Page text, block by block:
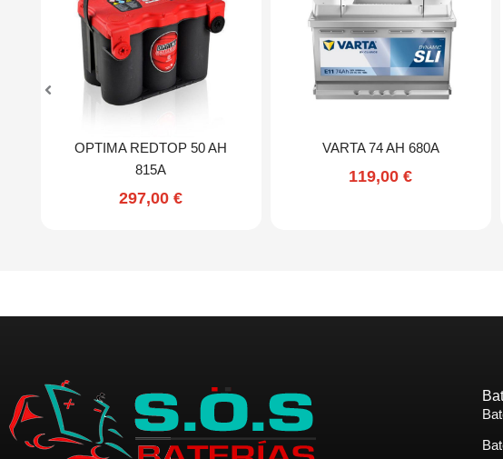
OPTIMA REDTOP 50 AH
815A
297,00€
VARTA 74 AH 680A
119,00€